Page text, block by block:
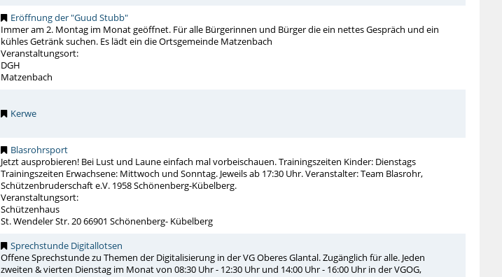
Eröffnung der "Guud Stubb"
Immer am 2. Montag im Monat geöffnet. Für alle Bürgerinnen und Bürger die ein nettes Gespräch und ein
kühles Getränk suchen. Es lädt ein die Ortsgemeinde Matzenbach
Veranstaltungsort:
DGH
Matzenbach
Kerwe
Blasrohrsport
Jetzt ausprobieren! Bei Lust und Laune einfach mal vorbeischauen. Trainingszeiten Kinder: Dienstags
Trainingszeiten Erwachsene: Mittwoch und Sonntag. Jeweils ab 17:30 Uhr. Veranstalter: Team Blasrohr,
Schützenbruderschaft e.V. 1958 Schönenberg-Kübelberg.
Veranstaltungsort:
Schützenhaus
St. Wendeler Str. 20 66901 Schönenberg- Kübelberg
Sprechstunde Digitallotsen
Offene Sprechstunde zu Themen der Digitalisierung in der VG Oberes Glantal. Zugänglich für alle. Jeden
zweiten & vierten Dienstag im Monat von 08:30 Uhr - 12:30 Uhr und 14:00 Uhr - 16:00 Uhr in der VGOG,